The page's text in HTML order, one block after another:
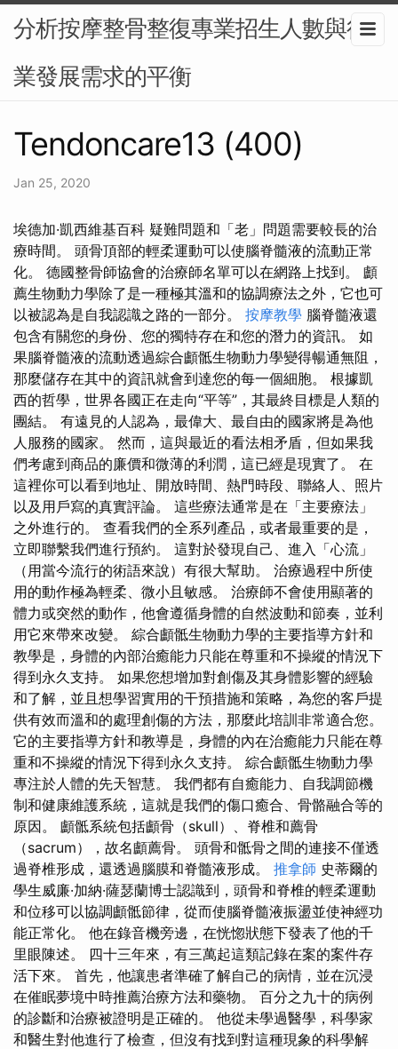
分析按摩整骨整復專業招生人數與行
業發展需求的平衡
Tendoncare13 (400)
Jan 25, 2020
埃德加·凱西維基百科 疑難問題和「老」問題需要較長的治
療時間。 頭骨頂部的輕柔運動可以使腦脊髓液的流動正常
化。 德國整骨師協會的治療師名單可以在網路上找到。 顱
薦生物動力學除了是一種極其溫和的協調療法之外，它也可
以被認為是自我認識之路的一部分。 按摩教學 腦脊髓液還
包含有關您的身份、您的獨特存在和您的潛力的資訊。 如
果腦脊髓液的流動透過綜合顱骶生物動力學變得暢通無阻，
那麼儲存在其中的資訊就會到達您的每一個細胞。 根據凱
西的哲學，世界各國正在走向“平等”，其最終目標是人類的
團結。 有遠見的人認為，最偉大、最自由的國家將是為他
人服務的國家。 然而，這與最近的看法相矛盾，但如果我
們考慮到商品的廉價和微薄的利潤，這已經是現實了。 在
這裡你可以看到地址、開放時間、熱門時段、聯絡人、照片
以及用戶寫的真實評論。 這些療法通常是在「主要療法」
之外進行的。 查看我們的全系列產品，或者最重要的是，
立即聯繫我們進行預約。 這對於發現自己、進入「心流」
（用當今流行的術語來說）有很大幫助。 治療過程中所使
用的動作極為輕柔、微小且敏感。 治療師不會使用顯著的
體力或突然的動作，他會遵循身體的自然波動和節奏，並利
用它來帶來改變。 綜合顱骶生物動力學的主要指導方針和
教學是，身體的內部治癒能力只能在尊重和不操縱的情況下
得到永久支持。 如果您想增加對創傷及其身體影響的經驗
和了解，並且想學習實用的干預措施和策略，為您的客戶提
供有效而溫和的處理創傷的方法，那麼此培訓非常適合您。
它的主要指導方針和教導是，身體的內在治癒能力只能在尊
重和不操縱的情況下得到永久支持。 綜合顱骶生物動力學
專注於人體的先天智慧。 我們都有自癒能力、自我調節機
制和健康維護系統，這就是我們的傷口癒合、骨骼融合等的
原因。 顱骶系統包括顱骨（skull）、脊椎和薦骨
（sacrum），故名顱薦骨。 頭骨和骶骨之間的連接不僅透
過脊椎形成，還透過腦膜和脊髓液形成。 推拿師 史蒂爾的
學生威廉·加納·薩瑟蘭博士認識到，頭骨和脊椎的輕柔運動
和位移可以協調顱骶節律，從而使腦脊髓液振盪並使神經功
能正常化。 他在錄音機旁邊，在恍惚狀態下發表了他的千
里眼陳述。 四十三年來，有三萬起這類記錄在案的案件存
活下來。 首先，他讓患者準確了解自己的病情，並在沉浸
在催眠夢境中時推薦治療方法和藥物。 百分之九十的病例
的診斷和治療被證明是正確的。 他從未學過醫學，科學家
和醫生對他進行了檢查，但沒有找到對這種現象的科學解